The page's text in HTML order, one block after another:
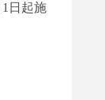
1 日起施